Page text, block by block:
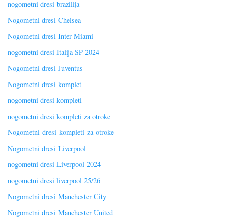
nogometni dresi brazilija
Nogometni dresi Chelsea
Nogometni dresi Inter Miami
nogometni dresi Italija SP 2024
Nogometni dresi Juventus
Nogometni dresi komplet
nogometni dresi kompleti
nogometni dresi kompleti za otroke
Nogometni dresi kompleti za otroke
Nogometni dresi Liverpool
nogometni dresi Liverpool 2024
nogometni dresi liverpool 25/26
Nogometni dresi Manchester City
Nogometni dresi Manchester United